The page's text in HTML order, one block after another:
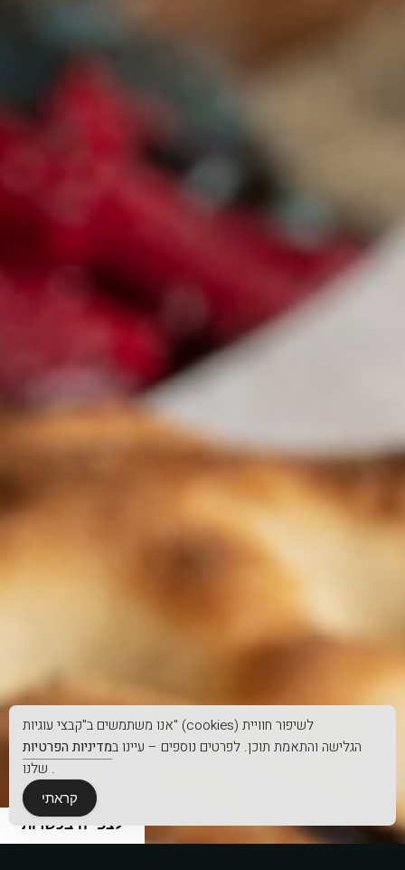
לצפייה בכשרות
אנו משתמשים ב"קבצי עוגיות" (cookies) לשיפור חוויית
הגלישה והתאמת תוכן. לפרטים נוספים – עיינו במדיניות הפרטיות
שלנו.
קראתי